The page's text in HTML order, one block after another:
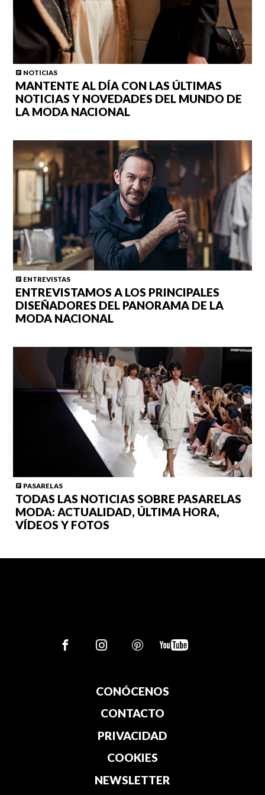
NOTICIAS
MANTENTE AL DÍA CON LAS ÚLTIMAS
NOTICIAS Y NOVEDADES DEL MUNDO DE
LA MODA NACIONAL
ENTREVISTAS
ENTREVISTAMOS A LOS PRINCIPALES
DISEÑADORES DEL PANORAMA DE LA
MODA NACIONAL
PASARELAS
TODAS LAS NOTICIAS SOBRE PASARELAS
MODA: ACTUALIDAD, ÚLTIMA HORA,
VÍDEOS Y FOTOS
CONÓCENOS
CONTACTO
PRIVACIDAD
COOKIES
NEWSLETTER